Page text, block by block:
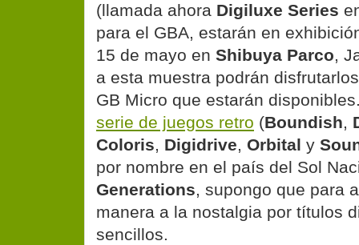
(llamada ahora Digiluxe Series
para el GBA, estarán en
15 de mayo en Shibuya Parco,
a esta muestra podrán
GB Micro que estarán
serie de juegos retro (Boundish,
Coloris, Digidrive, Orbital y
por nombre en el país del Sol
Generations, supongo que para
manera a la nostalgia por títulos
sencillos.